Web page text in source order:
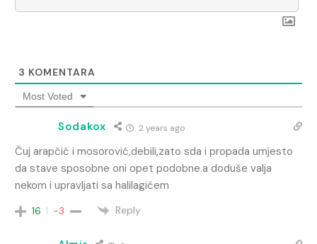
3 KOMENTARA
Most Voted
Sodakox 2 years ago
Čuj arapčić i mosorović,debili,zato sda i propada umjesto
da stave sposobne oni opet podobne.a doduše valja
nekom i upravljati sa halilagićem
16 -3 Reply